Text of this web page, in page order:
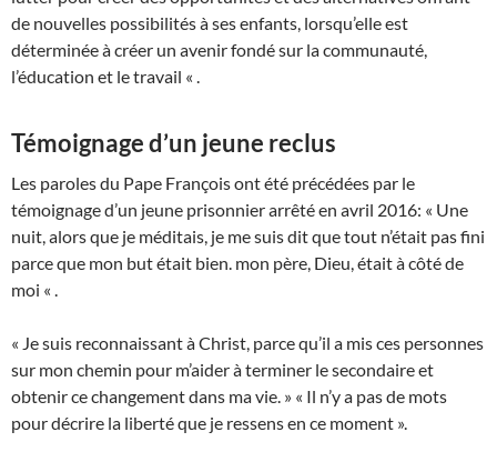
de nouvelles possibilités à ses enfants, lorsqu’elle est
déterminée à créer un avenir fondé sur la communauté,
l’éducation et le travail « .
Témoignage d’un jeune reclus
Les paroles du Pape François ont été précédées par le
témoignage d’un jeune prisonnier arrêté en avril 2016: « Une
nuit, alors que je méditais, je me suis dit que tout n’était pas fini
parce que mon but était bien. mon père, Dieu, était à côté de
moi « .
« Je suis reconnaissant à Christ, parce qu’il a mis ces personnes
sur mon chemin pour m’aider à terminer le secondaire et
obtenir ce changement dans ma vie. » « Il n’y a pas de mots
pour décrire la liberté que je ressens en ce moment ».